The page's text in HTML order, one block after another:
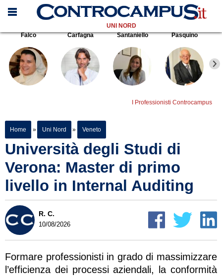
UNI NORD
Falco
Carfagna Santaniello Pasquino
I Professionisti Controcampus
Home » Uni Nord » Veneto
Università degli Studi di
Verona: Master di primo
livello in Internal Auditing
R. C.
10/08/2026
Formare professionisti in grado di massimizzare
l’efficienza dei processi aziendali, la conformità